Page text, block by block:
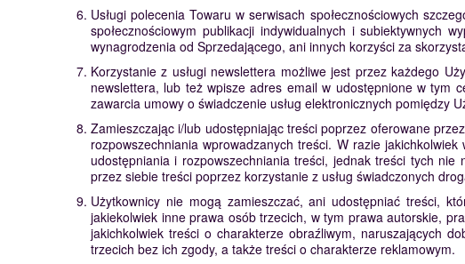
Usługi polecenia Towaru w serwisach społecznościowych
społecznościowym publikacji indywidualnych i subiektywnych
wynagrodzenia od Sprzedającego, ani innych korzyści za
Korzystanie z usługi newslettera możliwe jest przez każdego
newslettera, lub też wpisze adres email w udostępnione w tym
zawarcia umowy o świadczenie usług elektronicznych pomiędzy
Zamieszczając i/lub udostępniając treści poprzez oferowane
rozpowszechniania wprowadzanych treści. W razie
udostępniania i rozpowszechniania treści, jednak treści tych
przez siebie treści poprzez korzystanie z usług świadczonych
Użytkownicy nie mogą zamieszczać, ani udostępniać treści,
jakiekolwiek inne prawa osób trzecich, w tym prawa autorskie,
jakichkolwiek treści o charakterze obraźliwym, naruszających
trzecich bez ich zgody, a także treści o charakterze reklamowym.